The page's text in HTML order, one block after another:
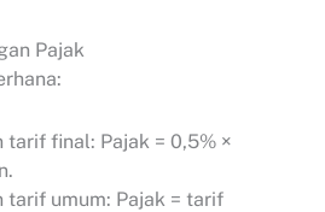
Pajak
tarif final: Pajak = 0,5% ×
tarif umum: Pajak = tarif